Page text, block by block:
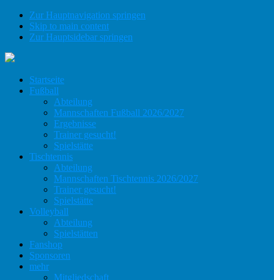
Zur Hauptnavigation springen
Skip to main content
Zur Hauptsidebar springen
Startseite
Fußball
Abteilung
Mannschaften Fußball 2026/2027
Ergebnisse
Trainer gesucht!
Spielstätte
Tischtennis
Abteilung
Mannschaften Tischtennis 2026/2027
Trainer gesucht!
Spielstätte
Volleyball
Abteilung
Spielstätten
Fanshop
Sponsoren
mehr
Mitgliedschaft